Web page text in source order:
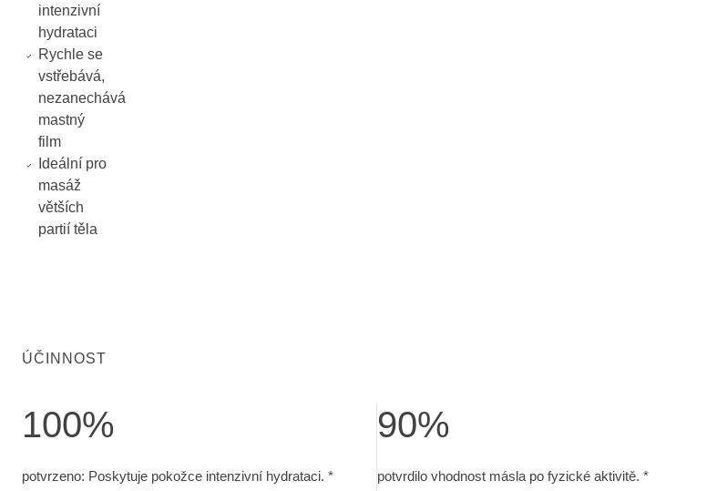
intenzivní
hydrataci
Rychle se
vstřebává,
nezanechává
mastný
film
Ideální pro
masáž
větších
partií těla
ÚČINNOST
100%
potvrzeno: Poskytuje pokožce intenzivní hydrataci. *
90%
potvrdilo vhodnost másla po fyzické aktivitě. *